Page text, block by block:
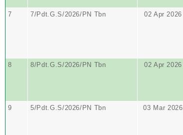
7 7/Pdt.G.S/2026/PN Tbn 02 Apr 2026
8 8/Pdt.G.S/2026/PN Tbn 02 Apr 2026
9 5/Pdt.G.S/2026/PN Tbn 03 Mar 2026